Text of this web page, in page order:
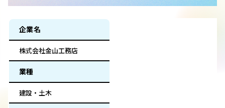
企業名
株式会社金山工務店
業種
建設・土木